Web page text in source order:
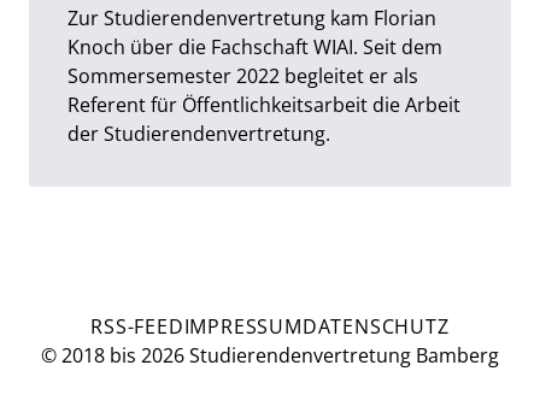
Zur Studierendenvertretung kam Florian
Knoch über die Fachschaft WIAI. Seit dem
Sommersemester 2022 begleitet er als
Referent für Öffentlichkeitsarbeit die Arbeit
der Studierendenvertretung.
© 2018 bis 2026 Studierendenvertretung Bamberg
RSS-FEEDIMPRESSUMDATENSCHUTZ